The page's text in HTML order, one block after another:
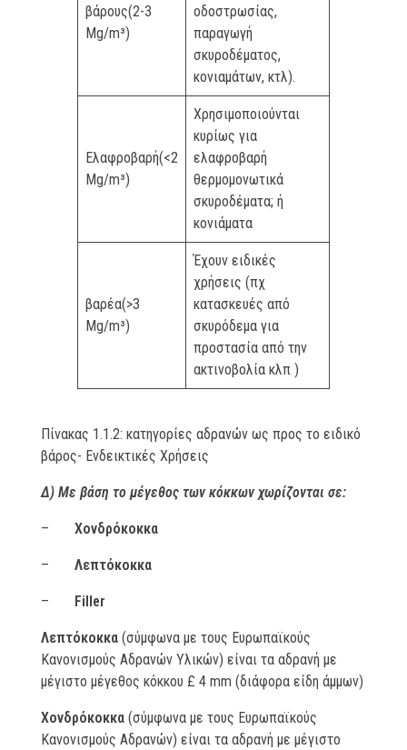
βάρους(2-3
Mg/m³)
οδοστρωσίας,
παραγωγή
σκυροδέματος,
κονιαμάτων, κτλ).
Ελαφροβαρή(<2
Mg/m³)
Χρησιμοποιούνται
κυρίως για
ελαφροβαρή
θερμομονωτικά
σκυροδέματα; ή
κονιάματα
βαρέα(>3
Mg/m³)
Έχουν ειδικές
χρήσεις (πχ
κατασκευές από
σκυρόδεμα για
προστασία από την
ακτινοβολία κλπ )
Πίνακας 1.1.2: κατηγορίες αδρανών ως προς το ειδικό
βάρος- Ενδεικτικές Χρήσεις
Δ) Με βάση το μέγεθος των κόκκων χωρίζονται σε:
– Xονδρόκοκκα
– Λεπτόκοκκα
– Filler
Λεπτόκοκκα (σύμφωνα με τους Ευρωπαϊκούς
Κανονισμούς Αδρανών Υλικών) είναι τα αδρανή με
μέγιστο μέγεθος κόκκου £ 4 mm (διάφορα είδη άμμων)
Xονδρόκοκκα (σύμφωνα με τους Ευρωπαϊκούς
Κανονισμούς Αδρανών) είναι τα αδρανή με μέγιστο